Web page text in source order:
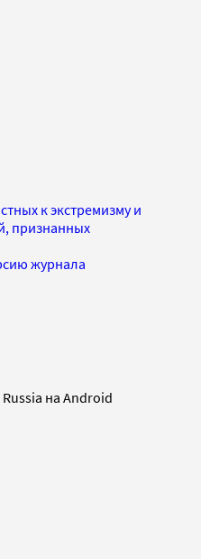
к экстремизму и
признанных
журнала
на Android